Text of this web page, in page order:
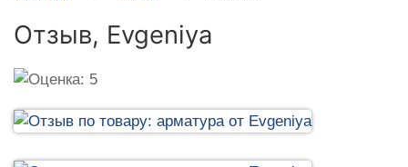
Отзыв, Evgeniya